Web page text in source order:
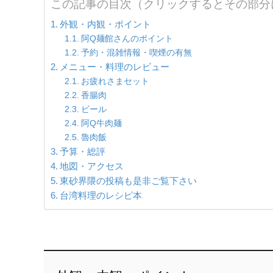
この記事の目次（クリックするとその部分
外観・内観・ポイント
阿Q麺館さんのポイント
予約・混雑情報・喫煙の有無
メニュー・料理のレビュー
お疲れさまセット
香腸肉
ビール
阿Q牛肉麺
魯肉飯
予算・総評
地図・アクセス
東砂界隈の投稿も是非ご覧下さい
台湾料理のレシピ本